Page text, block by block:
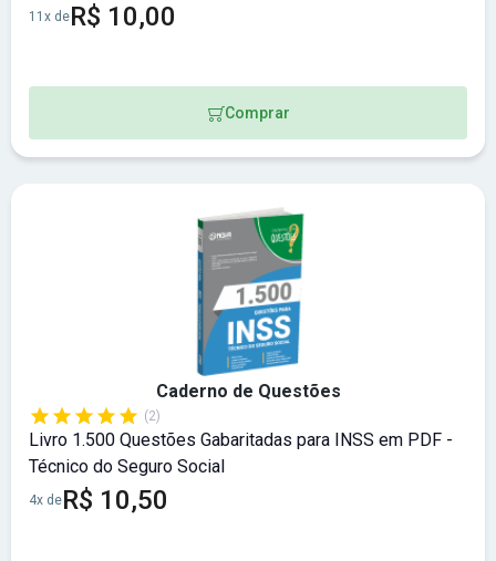
11x deR$ 10,00
Comprar
Caderno de Questões
(2)
Livro 1.500 Questões Gabaritadas para INSS em PDF -
Técnico do Seguro Social
4x deR$ 10,50